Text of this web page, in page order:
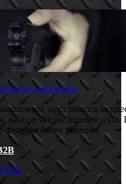
za zamówienie
są za pomocą
naszym sklepie internetowym.
dostępne formy płatności.
B2B